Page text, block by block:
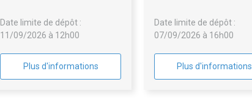
Date limite de dépôt :
11/09/2026 à 12h00
Plus d'informations
Date limite de dépôt :
07/09/2026 à 16h00
Plus d'informations